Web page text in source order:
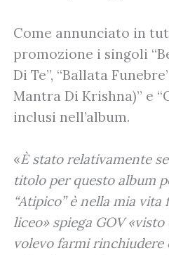
Come annunciato in
promozione i singoli
Di Te”, “Ballata
Mantra Di Krishna)” e
inclusi nell’album.
«È stato relativamente
titolo per questo album
“Atipico” è nella mia
liceo» spiega GOV
volevo farmi rinchiudere